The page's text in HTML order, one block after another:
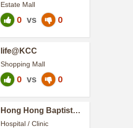
Estate Mall
0 vs 0
life@KCC
Shopping Mall
0 vs 0
Hong Hong Baptist
Hospital / Clinic